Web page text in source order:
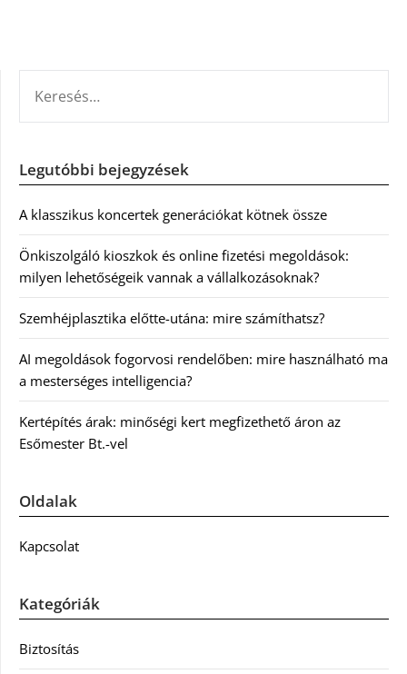
Legutóbbi bejegyzések
A klasszikus koncertek generációkat kötnek össze
Önkiszolgáló kioszkok és online fizetési megoldások:
milyen lehetőségeik vannak a vállalkozásoknak?
Szemhéjplasztika előtte-utána: mire számíthatsz?
AI megoldások fogorvosi rendelőben: mire használható ma
a mesterséges intelligencia?
Kertépítés árak: minőségi kert megfizethető áron az
Esőmester Bt.-vel
Oldalak
Kapcsolat
Kategóriák
Biztosítás